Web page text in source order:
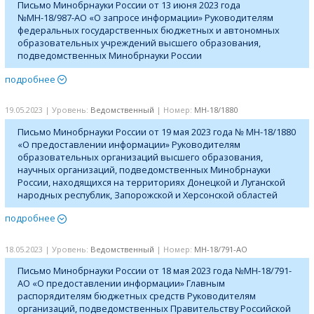
Письмо Минобрнауки России от 13 июня 2023 года
№МН-18/987-АО «О запросе информации» Руководителям
федеральных государственных бюджетных и автономных
образовательных учреждений высшего образования,
подведомственных Минобрнауки России
подробнее
19.05.2023 | Уровень: Ведомственный | Номер: МН-18/1880
Письмо Минобрнауки России от 19 мая 2023 года № МН-18/1880
«О предоставлении информации» Руководителям
образовательных организаций высшего образования,
научных организаций, подведомственных Минобрнауки
России, находящихся на территориях Донецкой и Луганской
народных республик, Запорожской и Херсонской областей
подробнее
18.05.2023 | Уровень: Ведомственный | Номер: МН-18/791-АО
Письмо Минобрнауки России от 18 мая 2023 года №МН-18/791-
АО «О предоставлении информации» Главным
распорядителям бюджетных средств Руководителям
организаций, подведомственных Правительству Российской